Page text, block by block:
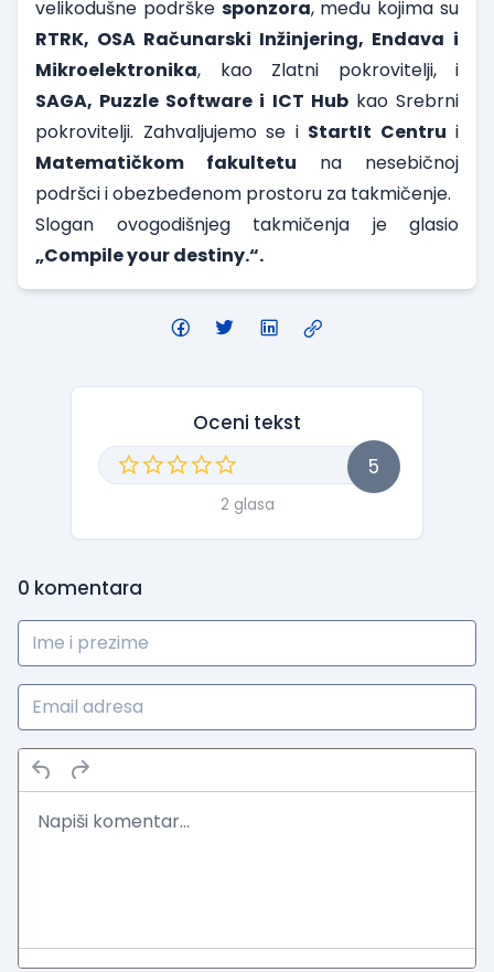
velikodušne podrške sponzora, među kojima su
RTRK, OSA Računarski Inžinjering, Endava i
Mikroelektronika, kao Zlatni pokrovitelji, i
SAGA, Puzzle Software i ICT Hubkao Srebrni
pokrovitelji. Zahvaljujemo se i StartIt Centru i
Matematičkom fakultetu na nesebičnoj
podršci i obezbeđenom prostoru za takmičenje.
Slogan ovogodišnjeg takmičenja je glasio
„Compile your destiny.“.
Oceni tekst
5
2 glasa
0 komentara